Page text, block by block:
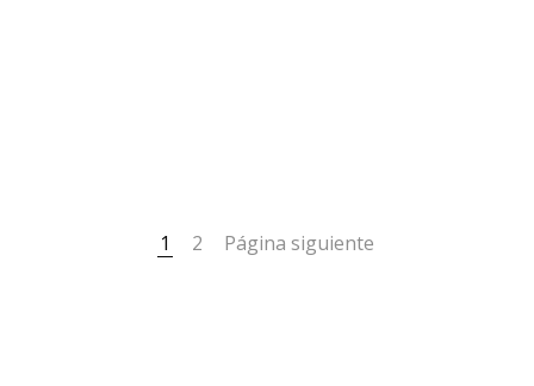
1 2 Página siguiente